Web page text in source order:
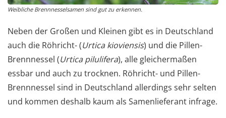
Weibliche Brennnesselsamen sind gut zu erkennen.
Neben der Großen und Kleinen gibt es in Deutschland
auch die Röhricht- (Urtica kioviensis) und die Pillen-
Brennnessel (Urtica pilulifera), alle gleichermaßen
essbar und auch zu trocknen. Röhricht- und Pillen-
Brennnessel sind in Deutschland allerdings sehr selten
und kommen deshalb kaum als Samenlieferant infrage.